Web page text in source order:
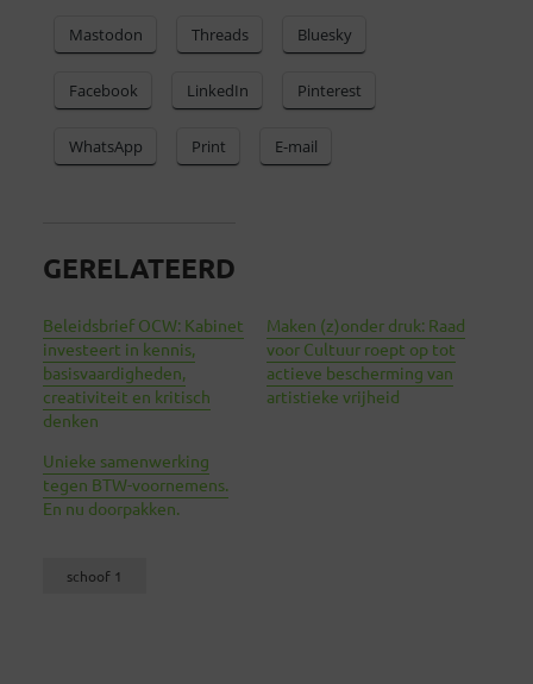
Mastodon Threads Bluesky
Facebook LinkedIn Pinterest
WhatsApp Print E-mail
GERELATEERD
Beleidsbrief OCW: Kabinet
investeert in kennis,
basisvaardigheden,
creativiteit en kritisch
denken
Maken (z)onder druk: Raad
voor Cultuur roept op tot
actieve bescherming van
artistieke vrijheid
Unieke samenwerking
tegen BTW-voornemens.
En nu doorpakken.
schoof 1